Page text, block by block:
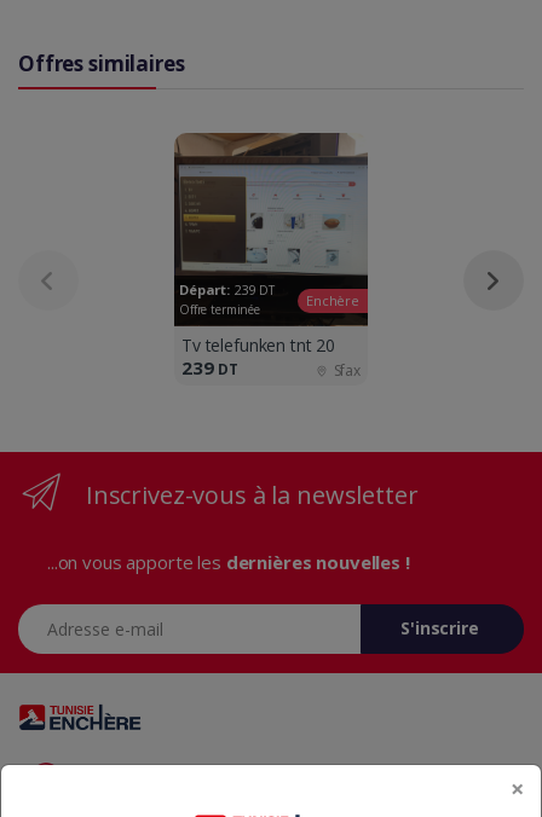
Offres similaires
Départ: 239 DT
Offre terminée
Enchère
Tv telefunken tnt 20
239 DT Sfax
Inscrivez-vous à la newsletter
...on vous apporte les dernières nouvelles !
Adresse e-mail
S'inscrire
Vous avez des questions? Appelez-nous 24/7!
×